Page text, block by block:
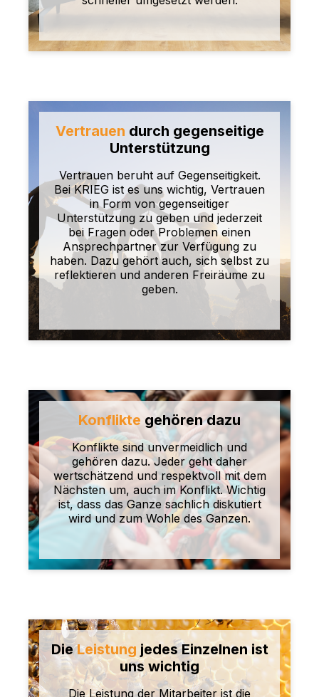
Vertrauen durch gegenseitige
Unterstützung
Vertrauen beruht auf Gegenseitigkeit.
Bei KRIEG ist es uns wichtig, Vertrauen
in Form von gegenseitiger
Unterstützung zu geben und jederzeit
bei Fragen oder Problemen einen
Ansprechpartner zur Verfügung zu
haben. Dazu gehört auch, sich selbst zu
reflektieren und anderen Freiräume zu
geben.
Konflikte gehören dazu
Konflikte sind unvermeidlich und
gehören dazu. Jeder geht daher
wertschätzend und respektvoll mit dem
Nächsten um, auch im Konflikt. Wichtig
ist, dass das Ganze sachlich diskutiert
wird und zum Wohle des Ganzen.
DieLeistung jedes Einzelnen ist
uns wichtig
Die Leistung der Mitarbeiter ist die